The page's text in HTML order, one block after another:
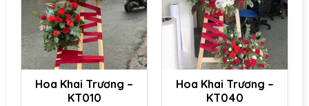
Hoa Khai Trương –
KT010
Hoa Khai Trương –
KT040